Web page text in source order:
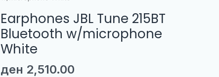
Earphones JBL Tune 215BT
Bluetooth w/microphone
White
ден 2,510.00